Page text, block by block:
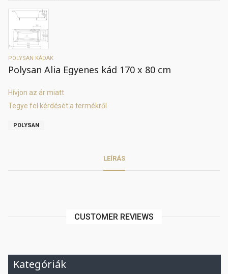
POLYSAN KÁDAK
Polysan Alia Egyenes kád 170 x 80 cm
Hívjon az ár miatt
Tegye fel kérdését a termékről
POLYSAN
LEÍRÁS
CUSTOMER REVIEWS
Kategóriák